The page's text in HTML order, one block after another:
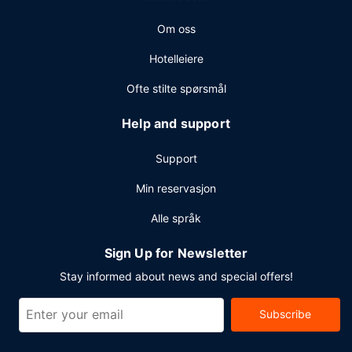
hotellet tilbyr 5 møtelokaler for ulike typer møter og
Om oss
Hotelleiere
Ofte stilte spørsmål
Help and support
Support
Min reservasjon
Alle språk
Sign Up for Newsletter
Stay informed about news and special offers!
Subscribe